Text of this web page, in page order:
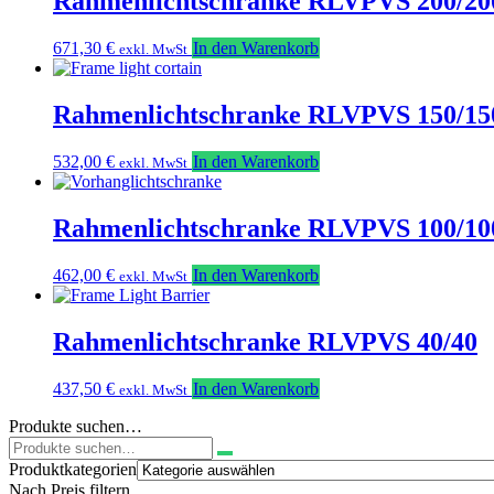
671,30 € exkl. MwSt In den Warenkorb
Rahmenlichtschranke RLVPVS 150/
532,00 € exkl. MwSt In den Warenkorb
Rahmenlichtschranke RLVPVS 100/
462,00 € exkl. MwSt In den Warenkorb
Rahmenlichtschranke RLVPVS 40/40
437,50 € exkl. MwSt In den Warenkorb
Produkte suchen…
Suchen
nach:
Produktkategorien
Nach Preis filtern